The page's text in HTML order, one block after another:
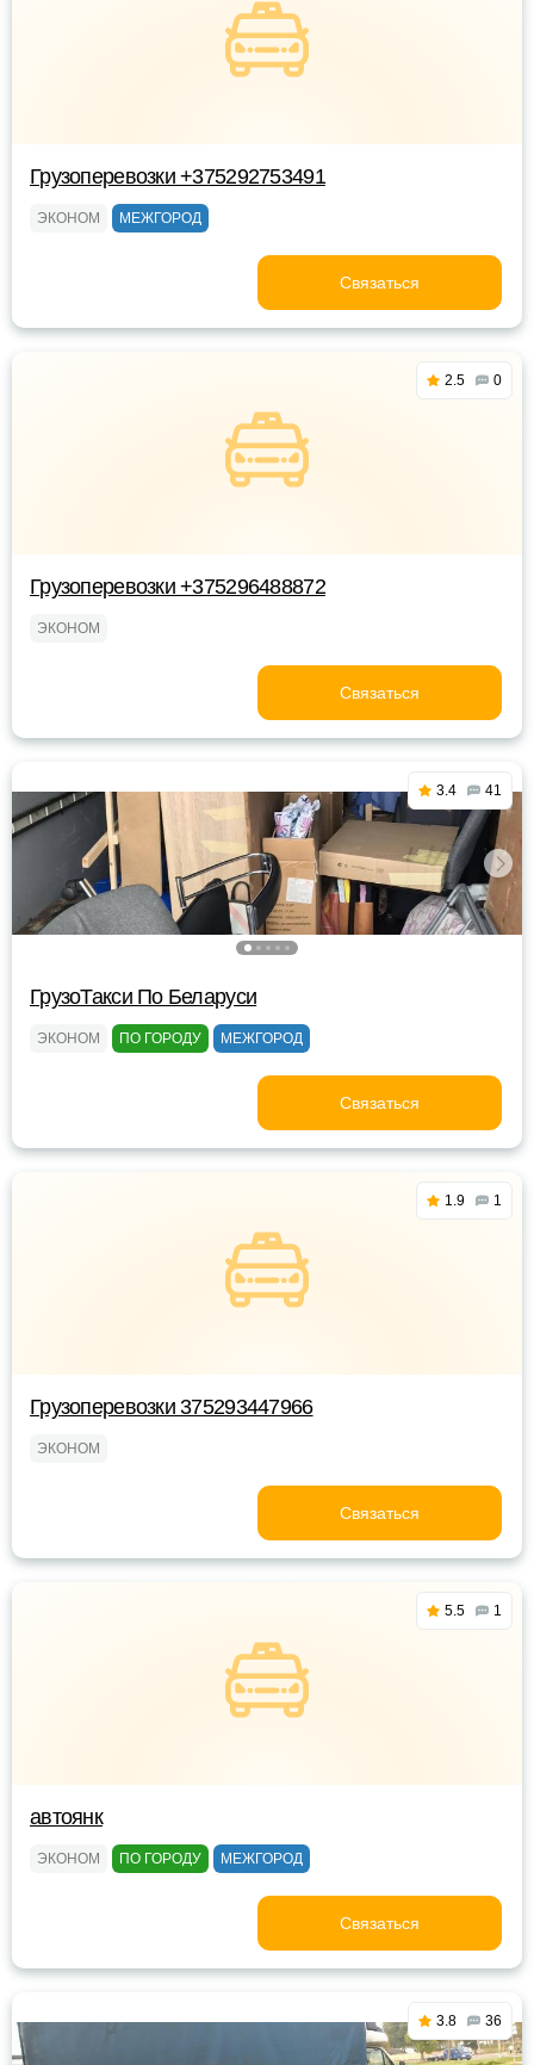
Грузоперевозки +375292753491
ЭКОНОМ МЕЖГОРОД
Связаться
2.5 0
Грузоперевозки +375296488872
ЭКОНОМ
Связаться
3.4 41
ГрузоТакси По Беларуси
ЭКОНОМ ПО ГОРОДУ МЕЖГОРОД
Связаться
1.9 1
Грузоперевозки 375293447966
ЭКОНОМ
Связаться
5.5 1
автоянк
ЭКОНОМ ПО ГОРОДУ МЕЖГОРОД
Связаться
3.8 36